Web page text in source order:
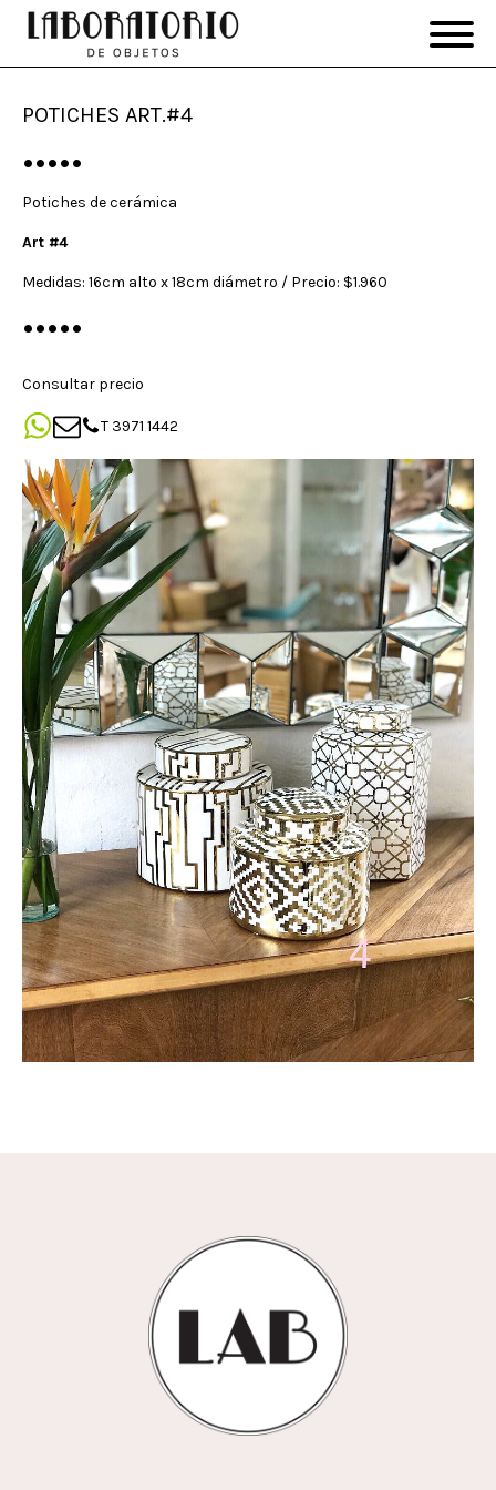
POTICHES ART.#4
•••••
Potiches de cerámica
Art #4
Medidas: 16cm alto x 18cm diámetro / Precio: $1.960
•••••
Consultar precio
T 3971 1442